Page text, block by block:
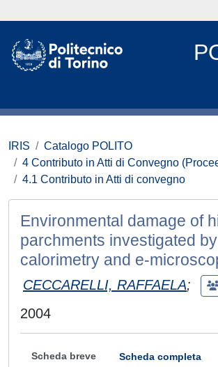
IRIS
Catalogo POLITO
4 Contributo in Atti di Convegno
4.1 Contributo in Atti di convegno
Environmental damage of
parchments investigated by
calorimetry and e-
CECCARELLI, RAFFAELA;
2004
Scheda breve Scheda completa